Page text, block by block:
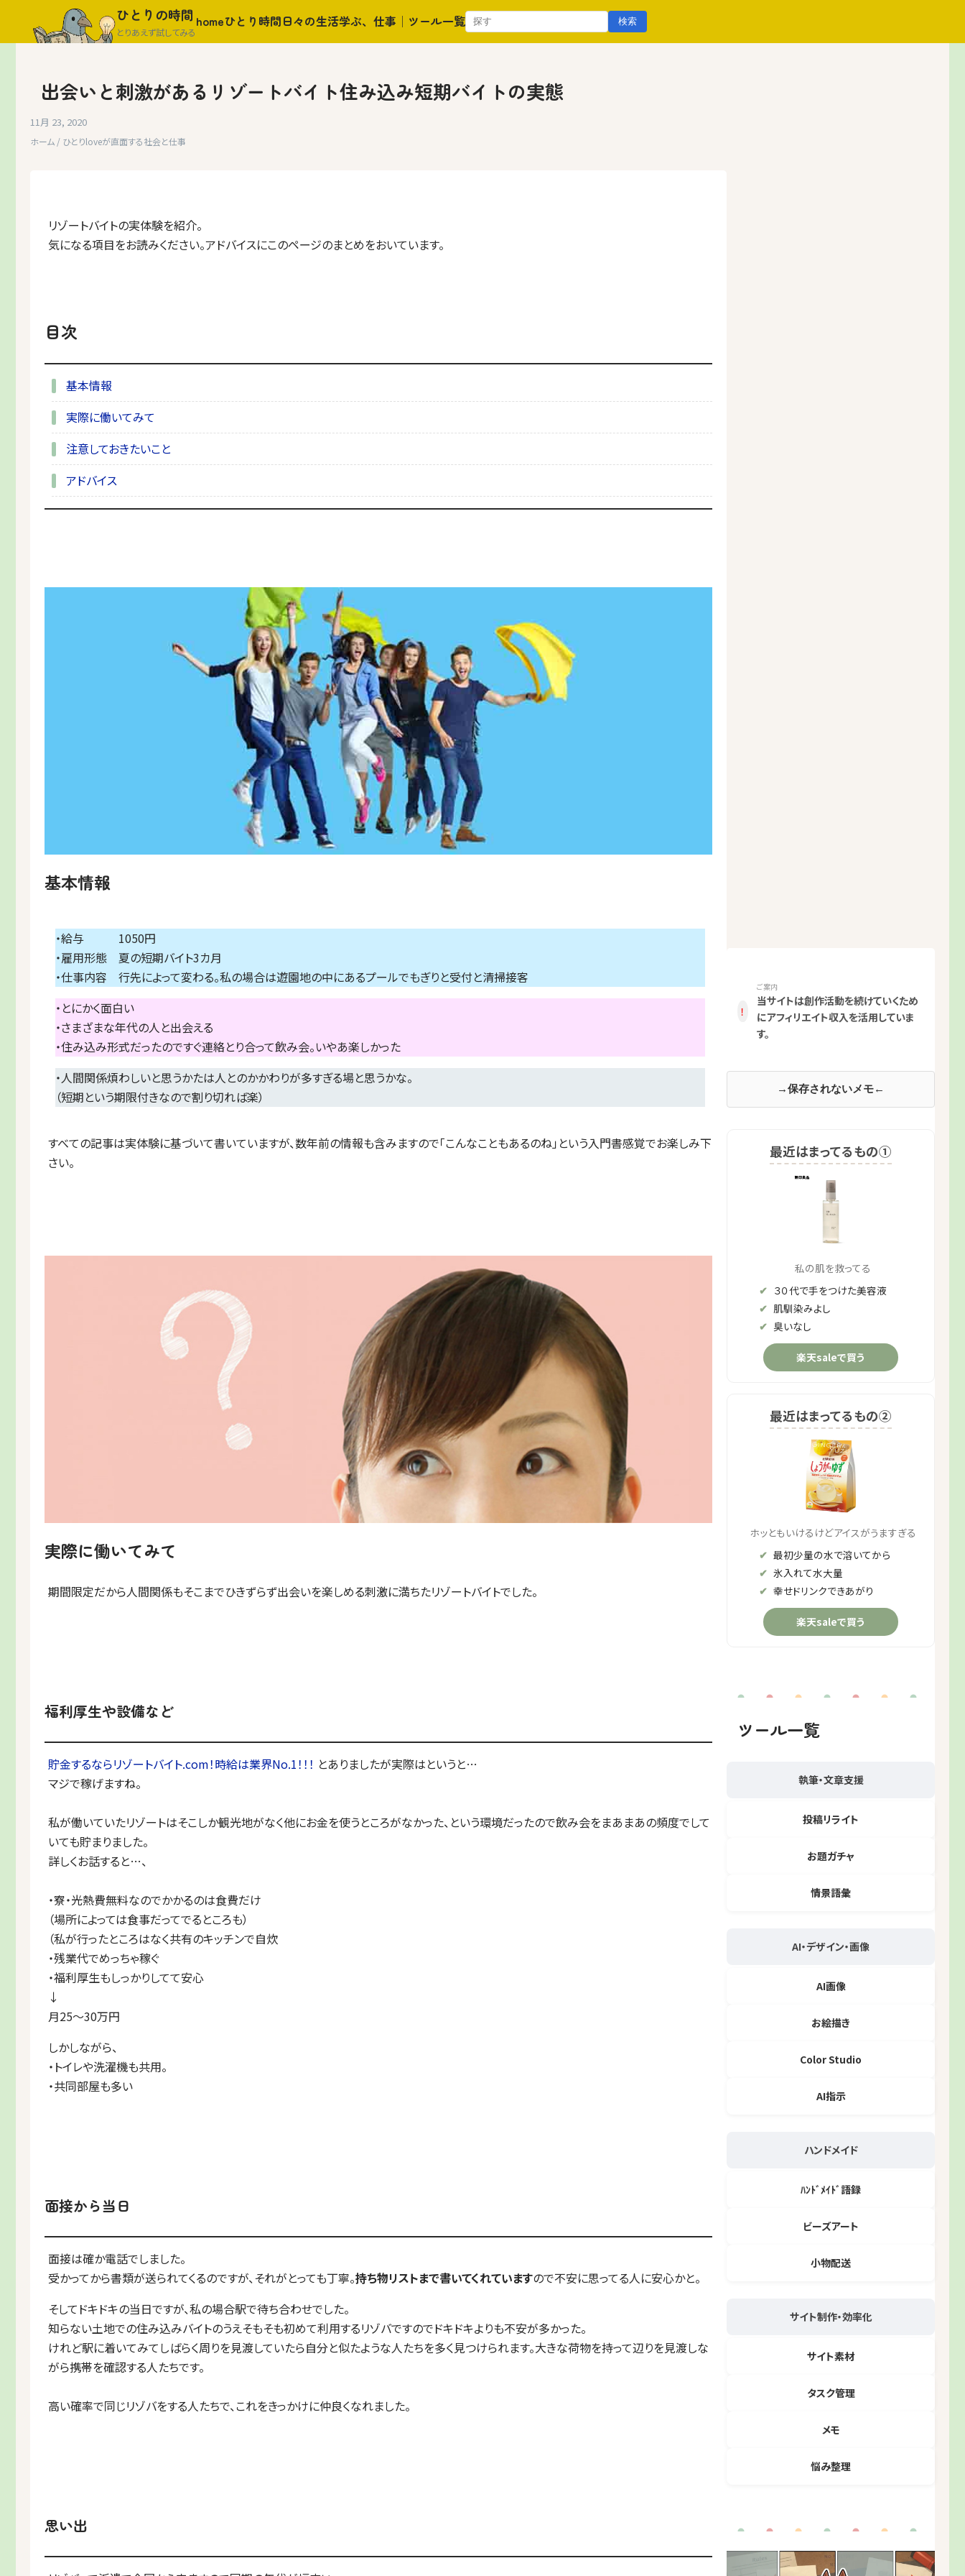
content
ひとりの時間
とりあえず試してみる
homeひとり時間日々の生活学ぶ、仕事 │ツール一覧検
索:
検索
出会いと刺激があるリゾートバイト住み込み短期バイトの実態
11月 23, 2020
ホーム / ひとりloveが直面する社会と仕事
リゾートバイトの実体験を紹介。
気になる項目をお読みください。アドバイスにこのページのまとめをおいています。
目次
基本情報
実際に働いてみて
注意しておきたいこと
アドバイス
基本情報
・給与 1050円
・雇用形態 夏の短期バイト3カ月
・仕事内容 行先によって変わる。私の場合は遊園地の中にあるプールでもぎりと受付と清掃接客
・とにかく面白い
・さまざまな年代の人と出会える
・住み込み形式だったのですぐ連絡とり合って飲み会。いやあ楽しかった
・人間関係煩わしいと思うかたは人とのかかわりが多すぎる場と思うかな。
（短期という期限付きなので割り切れば楽）
すべての記事は実体験に基づいて書いていますが、数年前の情報も含みますので「こんなこともあるのね」という入門書感覚でお楽しみ下
さい。
実際に働いてみて
期間限定だから人間関係もそこまでひきずらず出会いを楽しめる刺激に満ちたリゾートバイトでした。
福利厚生や設備など
貯金するならリゾートバイト.com！時給は業界No.1！！！ とありましたが実際はというと…
マジで稼げますね。
私が働いていたリゾートはそこしか観光地がなく他にお金を使うところがなかった、という環境だったので飲み会をまあまあの頻度でして
いても貯まりました。
詳しくお話すると…、
・寮・光熱費無料なのでかかるのは食費だけ
（場所によっては食事だってでるところも）
（私が行ったところはなく共有のキッチンで自炊
・残業代でめっちゃ稼ぐ
・福利厚生もしっかりしてて安心
↓
月25～30万円
しかしながら、
・トイレや洗濯機も共用。
・共同部屋も多い
面接から当日
面接は確か電話でしました。
受かってから書類が送られてくるのですが、それがとっても丁寧。持ち物リストまで書いてくれていますので不安に思ってる人に安心かと。
そしてドキドキの当日ですが、私の場合駅で待ち合わせでした。
知らない土地での住み込みバイトのうえそもそも初めて利用するリゾバですのでドキドキよりも不安が多かった。
けれど駅に着いてみてしばらく周りを見渡していたら自分と似たような人たちを多く見つけられます。大きな荷物を持って辺りを見渡しな
がら携帯を確認する人たちです。
高い確率で同じリゾバをする人たちで、これをきっかけに仲良くなれました。
思い出
！
ご案内
当サイトは創作活動を続けていくため
にアフィリエイト収入を活用していま
す。
→保存されないメモ←
最近はまってるもの①
私の肌を救ってる
３０代で手をつけた美容液
肌馴染みよし
臭いなし
楽天saleで買う
最近はまってるもの②
ホッともいけるけどアイスがうますぎる
最初少量の水で溶いてから
氷入れて水大量
幸せドリンクできあがり
楽天saleで買う
ツール一覧
執筆・文章支援
投稿リライト
お題ガチャ
情景語彙
AI・デザイン・画像
AI画像
お絵描き
Color Studio
AI指示
ハンドメイド
ﾊﾝﾄﾞﾒｲﾄﾞ語録
ビーズアート
小物配送
サイト制作・効率化
サイト素材
タスク管理
メモ
悩み整理